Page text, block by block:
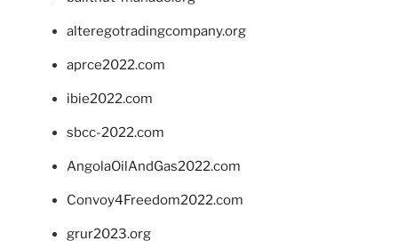
alteregotradingcompany.org
aprce2022.com
ibie2022.com
sbcc-2022.com
AngolaOilAndGas2022.com
Convoy4Freedom2022.com
grur2023.org